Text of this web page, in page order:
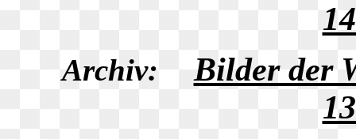
Archiv: "Bilder der